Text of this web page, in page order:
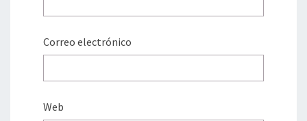
Correo electrónico
Web